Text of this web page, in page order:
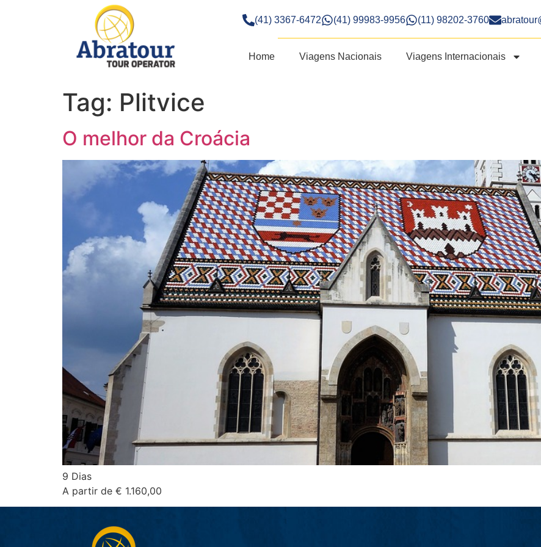
(41) 3367-6472 (41) 99983-9956 (11) 98202-3760
Home Viagens Nacionais Viagens Internacionais
Tag: Plitvice
O melhor da Croácia
9 Dias
A partir de € 1.160,00